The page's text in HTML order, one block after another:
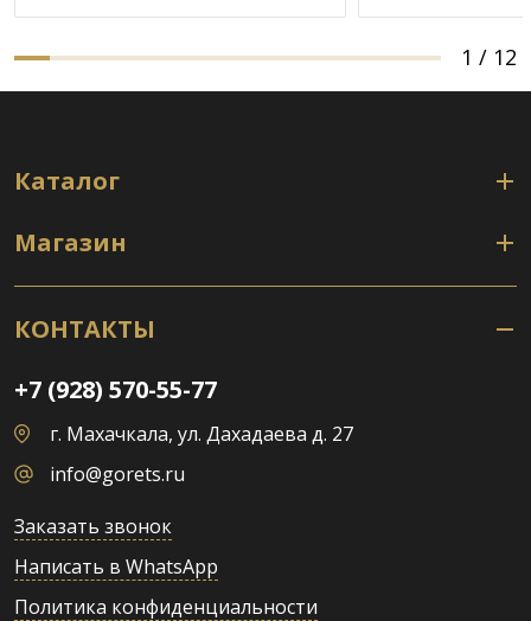
1 / 12
Каталог
Магазин
КОНТАКТЫ
+7 (928) 570-55-77
г. Махачкала, ул. Дахадаева д. 27
info@gorets.ru
Заказать звонок
Написать в WhatsApp
Политика конфиденциальности